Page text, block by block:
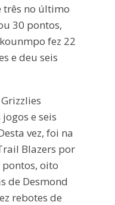
três no último
30 pontos,
fez 22
e deu seis
e seis
vez, foi na
Blazers por
pontos, oito
de Desmond
rebotes de